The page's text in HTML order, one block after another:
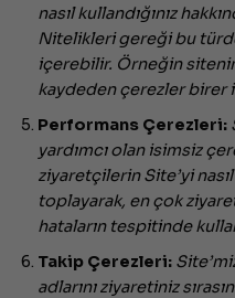
nasıl kullandığınız
Nitelikleri gereği bu
içerebilir. Örneğin
kaydeden çerezler birer
Performans Çerezleri:
yardımcı olan isimsiz
ziyaretçilerin Site’yi
toplayarak, en çok
hataların tespitinde
Takip Çerezleri:
adlarını ziyaretiniz